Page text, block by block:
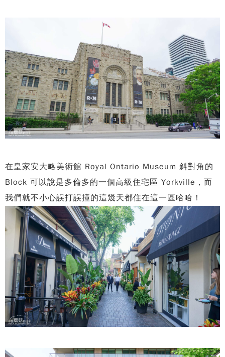
在皇家安大略美術館 Royal Ontario Museum 斜對角的
Block 可以說是多倫多的一個高級住宅區 Yorkville，而
我們就不小心誤打誤撞的這幾天都住在這一區哈哈！